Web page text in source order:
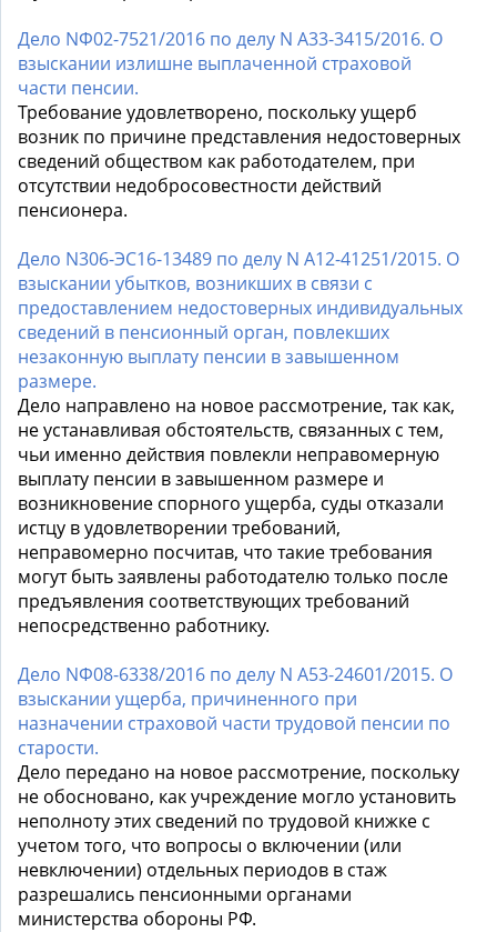
Дело NФ02-7521/2016 по делу N А33-3415/2016. О
взыскании излишне выплаченной страховой
части пенсии.
Требование удовлетворено, поскольку ущерб
возник по причине представления недостоверных
сведений обществом как работодателем, при
отсутствии недобросовестности действий
пенсионера.
Дело N306-ЭС16-13489 по делу N А12-41251/2015. О
взыскании убытков, возникших в связи с
предоставлением недостоверных индивидуальных
сведений в пенсионный орган, повлекших
незаконную выплату пенсии в завышенном
размере.
Дело направлено на новое рассмотрение, так как,
не устанавливая обстоятельств, связанных с тем,
чьи именно действия повлекли неправомерную
выплату пенсии в завышенном размере и
возникновение спорного ущерба, суды отказали
истцу в удовлетворении требований,
неправомерно посчитав, что такие требования
могут быть заявлены работодателю только после
предъявления соответствующих требований
непосредственно работнику.
Дело NФ08-6338/2016 по делу N А53-24601/2015. О
взыскании ущерба, причиненного при
назначении страховой части трудовой пенсии по
старости.
Дело передано на новое рассмотрение, поскольку
не обосновано, как учреждение могло установить
неполноту этих сведений по трудовой книжке с
учетом того, что вопросы о включении (или
невключении) отдельных периодов в стаж
разрешались пенсионными органами
министерства обороны РФ.